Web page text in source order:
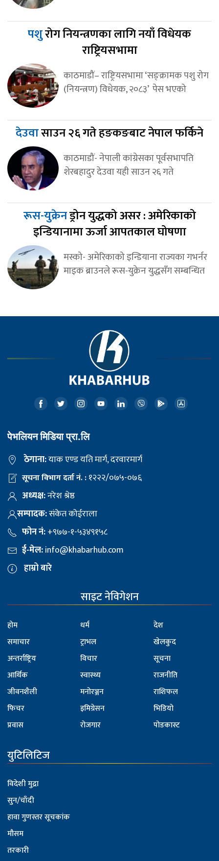
पशुरोग नियन्त्रणका लागि नयाँ विधेयक
राष्ट्रियसभामा
काठमाडौं– राष्ट्रियसभामा ‘सङ्क्रामक पशु रोग
(नियन्त्रण) विधेयक, २०८३’ पेस भएको
देउवासाउन २६ गते हङकङबाट नेपाल फर्किने
काठमाडौं- नेपाली कांग्रेसका पूर्वसभापति
शेरबहादुर देउवा यही साउन २६ गते
रूस-युक्रेनड्रोन युद्धको असर : अमेरिकाको
इन्डियानामा ऊर्जा आपतकाल घोषणा
मस्को- अमेरिकाको इन्डियाना राज्यका गभर्नर
माइक ब्राउनले रूस-युक्रेन युद्धसँग सम्बन्धित
पेभलियन मिडिया प्रा.लि
ठेगाना:याक एण्ड यति मार्ग, दरवारमार्ग
सूचना विभाग दर्ता नं. :१२२२/०७५-०७६
अध्यक्ष:नरेश श्रेष्ठ
सम्पादक:संकेत कोईराला
फोन नं:+९७७-१-५३४९१५८
ई-मेल:info@khabarhub.com
हाम्रो बारे
साइट नेविगेशन
होम
समाचार
अन्तर्राष्ट्रिय
आर्थिक
जीवनशैली
फिचर
प्रवास
धर्म
ट्राभल
विचार
स्वास्थ्य
मनोरञ्जन
इमिग्रेसन
रोजगार
देश
खेलकुद
सूचना
राजनीति
राशिफल
भिडियो
पोडकास्ट
युटिलिटिज
विदेशी मुद्रा
सुन/चाँदी
हावा गुणस्तर सूचकांक
मौसम
तरकारी